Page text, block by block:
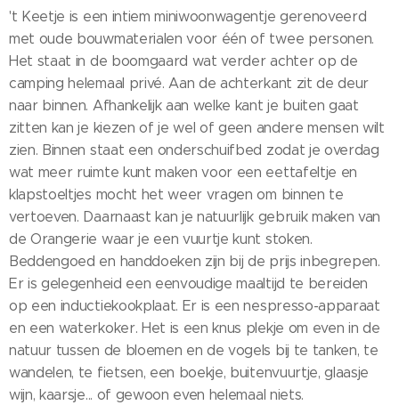
't Keetje is een intiem miniwoonwagentje gerenoveerd
met oude bouwmaterialen voor één of twee personen.
Het staat in de boomgaard wat verder achter op de
camping helemaal privé. Aan de achterkant zit de deur
naar binnen. Afhankelijk aan welke kant je buiten gaat
zitten kan je kiezen of je wel of geen andere mensen wilt
zien. Binnen staat een onderschuifbed zodat je overdag
wat meer ruimte kunt maken voor een eettafeltje en
klapstoeltjes mocht het weer vragen om binnen te
vertoeven. Daarnaast kan je natuurlijk gebruik maken van
de Orangerie waar je een vuurtje kunt stoken.
Beddengoed en handdoeken zijn bij de prijs inbegrepen.
Er is gelegenheid een eenvoudige maaltijd te bereiden
op een inductiekookplaat. Er is een nespresso-apparaat
en een waterkoker. Het is een knus plekje om even in de
natuur tussen de bloemen en de vogels bij te tanken, te
wandelen, te fietsen, een boekje, buitenvuurtje, glaasje
wijn, kaarsje... of gewoon even helemaal niets.